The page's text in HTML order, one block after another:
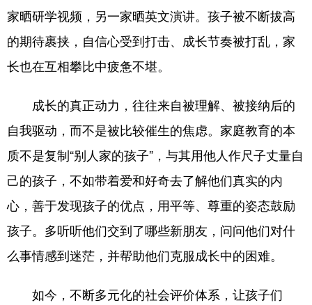
Deutsch Português
家晒研学视频，另一家晒英文演讲。孩子被不断拔高
的期待裹挟，自信心受到打击、成长节奏被打乱，家
长也在互相攀比中疲惫不堪。
成长的真正动力，往往来自被理解、被接纳后的
自我驱动，而不是被比较催生的焦虑。家庭教育的本
质不是复制“别人家的孩子”，与其用他人作尺子丈量自
己的孩子，不如带着爱和好奇去了解他们真实的内
心，善于发现孩子的优点，用平等、尊重的姿态鼓励
孩子。多听听他们交到了哪些新朋友，问问他们对什
么事情感到迷茫，并帮助他们克服成长中的困难。
如今，不断多元化的社会评价体系，让孩子们